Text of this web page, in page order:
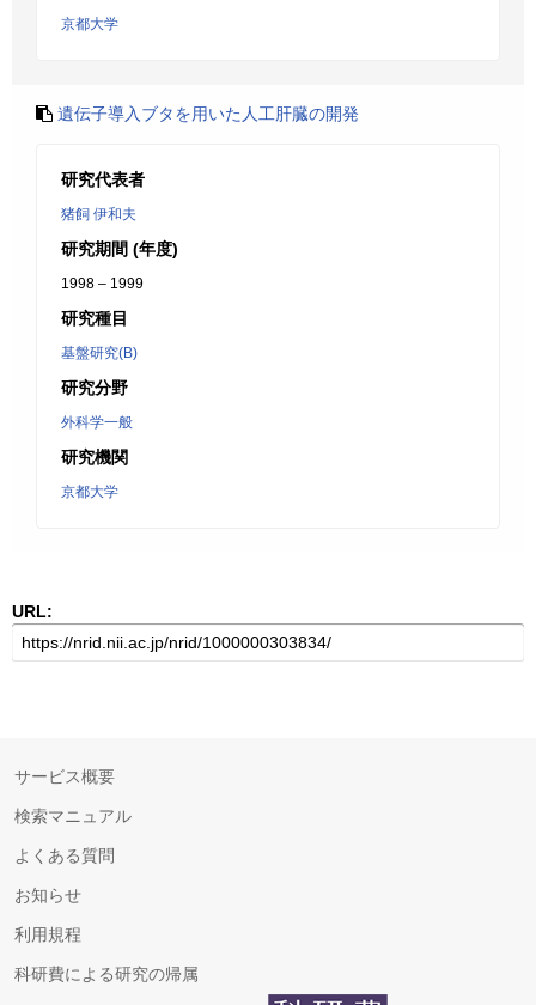
京都大学
遺伝子導入ブタを用いた人工肝臓の開発
研究代表者
猪飼 伊和夫
研究期間 (年度)
1998 – 1999
研究種目
基盤研究(B)
研究分野
外科学一般
研究機関
京都大学
URL:
サービス概要
検索マニュアル
よくある質問
お知らせ
利用規程
科研費による研究の帰属